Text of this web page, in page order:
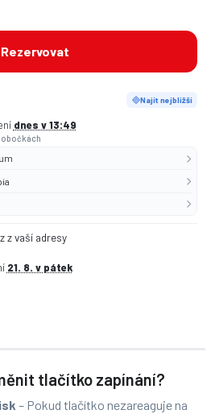
Rezervovat
Najít nejbližší
dnes v 13:49
z vaší adresy
21. 8. v pátek
tlačítko zapínání?
– Pokud tlačítko nezareaguje na